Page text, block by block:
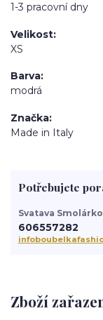
1-3 pracovní dny
Velikost
XS
Barva
modrá
Značka
Made in Italy
Zboží
Potřebujete
Svatava
606557282